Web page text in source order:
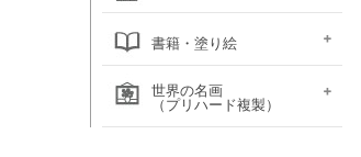
ポートフォリオ
キャンバスバッグ
キャンバスバッグ
スケッチバッグ各種
スケッチバッグ
エプロン
書籍・塗り絵
絵画関連書籍
塗り絵
世界の名画
（プリハード複製）